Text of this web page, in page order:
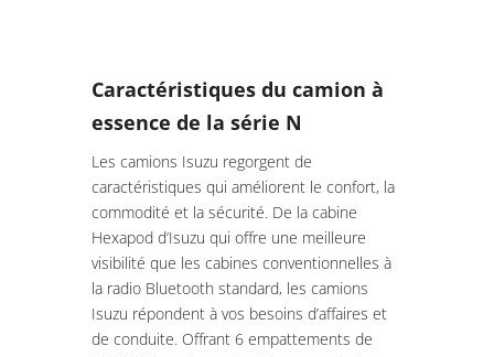
Caractéristiques du camion à
essence de la série N
Les camions Isuzu regorgent de
caractéristiques qui améliorent le confort, la
commodité et la sécurité. De la cabine
Hexapod d’Isuzu qui offre une meilleure
visibilité que les cabines conventionnelles à
la radio Bluetooth standard, les camions
Isuzu répondent à vos besoins d’affaires et
de conduite. Offrant 6 empattements de